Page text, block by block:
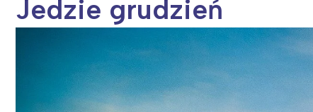
Jedzie grudzień